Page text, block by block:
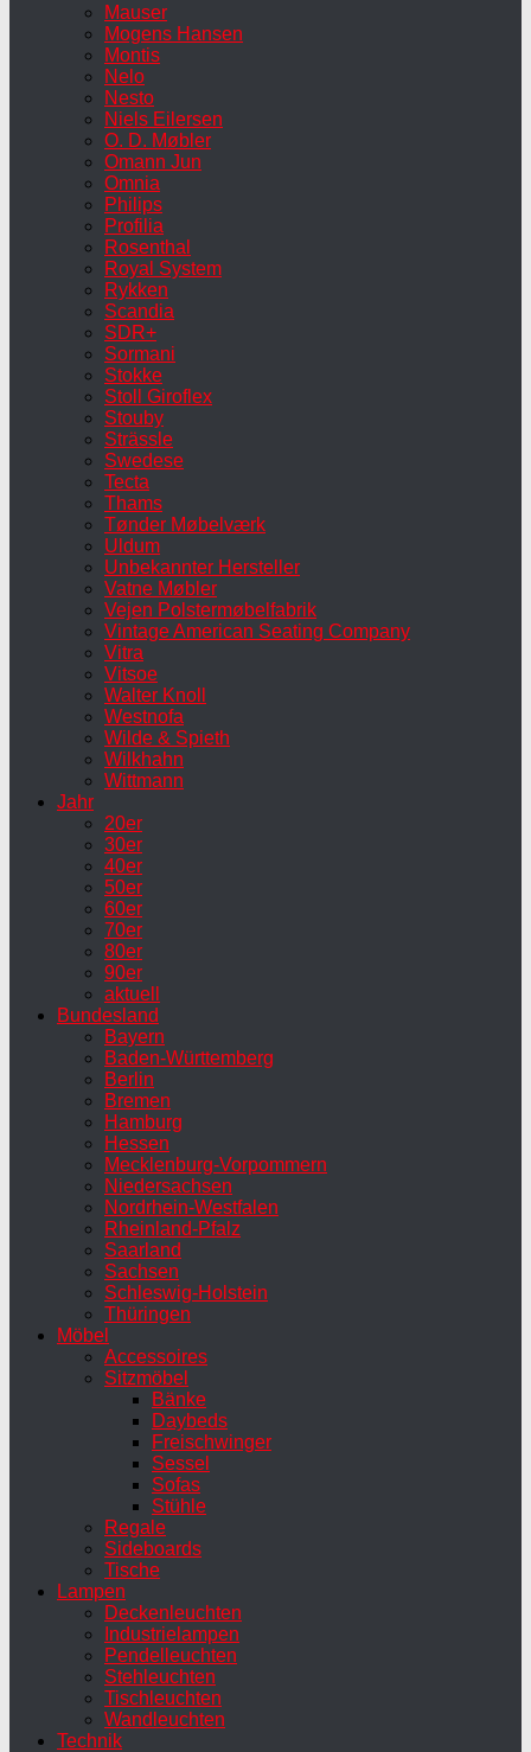
Mauser
Mogens Hansen
Montis
Nelo
Nesto
Niels Eilersen
O. D. Møbler
Omann Jun
Omnia
Philips
Profilia
Rosenthal
Royal System
Rykken
Scandia
SDR+
Sormani
Stokke
Stoll Giroflex
Stouby
Strässle
Swedese
Tecta
Thams
Tønder Møbelværk
Uldum
Unbekannter Hersteller
Vatne Møbler
Vejen Polstermøbelfabrik
Vintage American Seating Company
Vitra
Vitsoe
Walter Knoll
Westnofa
Wilde & Spieth
Wilkhahn
Wittmann
Jahr
20er
30er
40er
50er
60er
70er
80er
90er
aktuell
Bundesland
Bayern
Baden-Württemberg
Berlin
Bremen
Hamburg
Hessen
Mecklenburg-Vorpommern
Niedersachsen
Nordrhein-Westfalen
Rheinland-Pfalz
Saarland
Sachsen
Schleswig-Holstein
Thüringen
Möbel
Accessoires
Sitzmöbel
Bänke
Daybeds
Freischwinger
Sessel
Sofas
Stühle
Regale
Sideboards
Tische
Lampen
Deckenleuchten
Industrielampen
Pendelleuchten
Stehleuchten
Tischleuchten
Wandleuchten
Technik